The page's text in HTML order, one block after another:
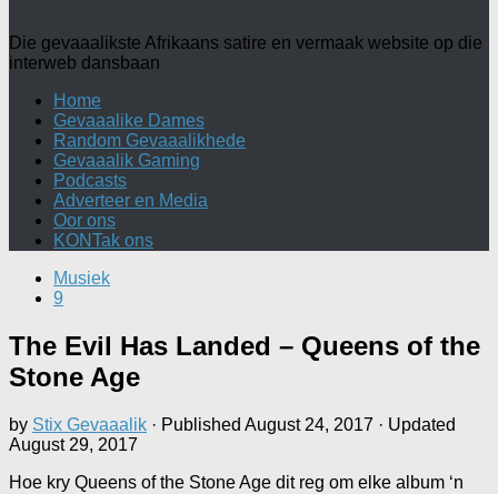
Die gevaaalikste Afrikaans satire en vermaak website op die
interweb dansbaan
Home
Gevaaalike Dames
Random Gevaaalikhede
Gevaaalik Gaming
Podcasts
Adverteer en Media
Oor ons
KONTak ons
Musiek
9
The Evil Has Landed – Queens of the
Stone Age
by Stix Gevaaalik · Published August 24, 2017 · Updated
August 29, 2017
Hoe kry Queens of the Stone Age dit reg om elke album ‘n